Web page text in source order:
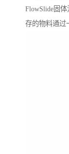
FlowSlide固
存的物料通过